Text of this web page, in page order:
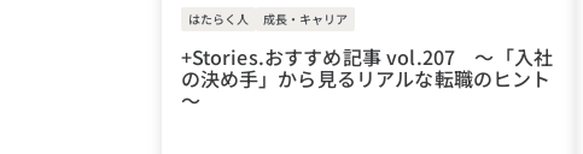
はたらく人 成長・キャリア
+Stories.おすすめ記事 vol.207 ～「入社
の決め手」から見るリアルな転職のヒント
～